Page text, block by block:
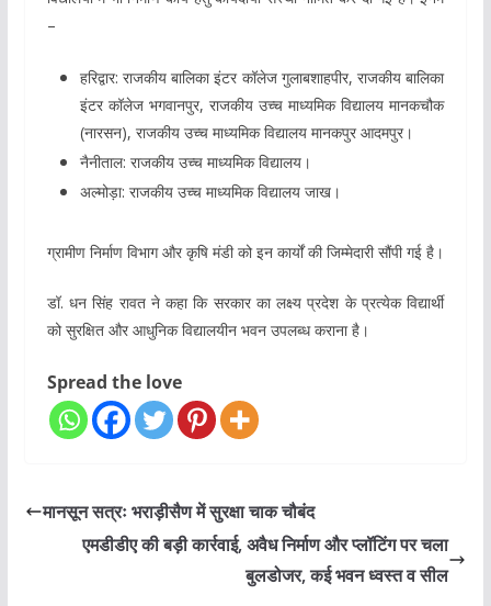
–
हरिद्वार: राजकीय बालिका इंटर कॉलेज गुलाबशाहपीर, राजकीय बालिका
इंटर कॉलेज भगवानपुर, राजकीय उच्च माध्यमिक विद्यालय मानकचौक
(नारसन), राजकीय उच्च माध्यमिक विद्यालय मानकपुर आदमपुर।
नैनीताल: राजकीय उच्च माध्यमिक विद्यालय।
अल्मोड़ा: राजकीय उच्च माध्यमिक विद्यालय जाख।
ग्रामीण निर्माण विभाग और कृषि मंडी को इन कार्यों की जिम्मेदारी सौंपी गई है।
डॉ. धन सिंह रावत ने कहा कि सरकार का लक्ष्य प्रदेश के प्रत्येक विद्यार्थी
को सुरक्षित और आधुनिक विद्यालयीन भवन उपलब्ध कराना है।
Spread the love
मानसून सत्रः भराड़ीसैण में सुरक्षा चाक चौबंद
एमडीडीए की बड़ी कार्रवाई, अवैध निर्माण और प्लॉटिंग पर चला
बुलडोजर, कई भवन ध्वस्त व सील